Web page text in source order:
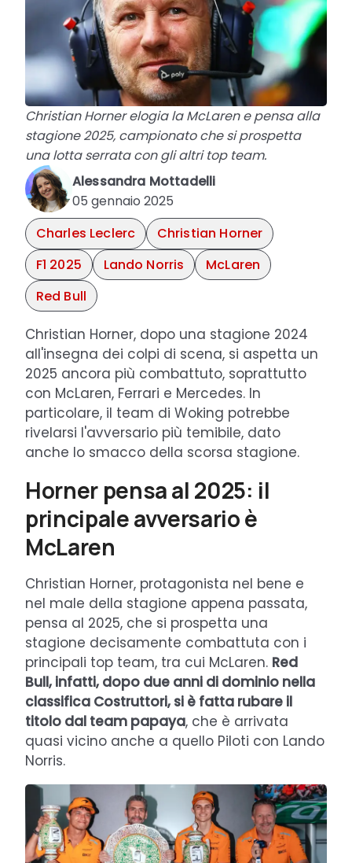
Christian Horner elogia la McLaren e pensa alla
stagione 2025, campionato che si prospetta
una lotta serrata con gli altri top team.
Alessandra Mottadelli
05 gennaio 2025
Charles Leclerc
Christian Horner
F1 2025
Lando Norris
McLaren
Red Bull
Christian Horner, dopo una stagione 2024
all'insegna dei colpi di scena, si aspetta un
2025 ancora più combattuto, soprattutto
con McLaren, Ferrari e Mercedes. In
particolare, il team di Woking potrebbe
rivelarsi l'avversario più temibile, dato
anche lo smacco della scorsa stagione.
Horner pensa al 2025: il
principale avversario è
McLaren
Christian Horner, protagonista nel bene e
nel male della stagione appena passata,
pensa al 2025, che si prospetta una
stagione decisamente combattuta con i
principali top team, tra cui McLaren. Red
Bull, infatti, dopo due anni di dominio nella
classifica Costruttori, si è fatta rubare il
titolo dal team papaya, che è arrivata
quasi vicino anche a quello Piloti con Lando
Norris.